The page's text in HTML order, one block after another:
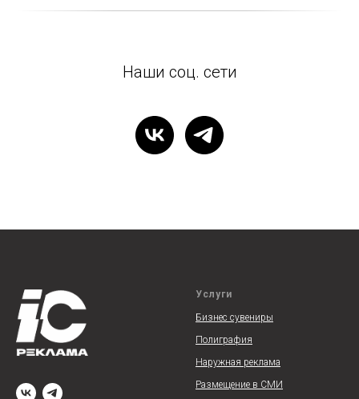
Наши соц. сети
Услуги
Бизнес сувениры
Полиграфия
Наружная реклама
Размещение в СМИ